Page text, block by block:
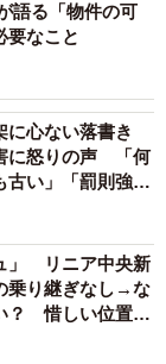
語る「物件の可
要なこと
に心ない落書き
に怒りの声 「何
古い」「罰則強化
」 リニア中央新
乗り継ぎなし→な
？ 惜しい位置関